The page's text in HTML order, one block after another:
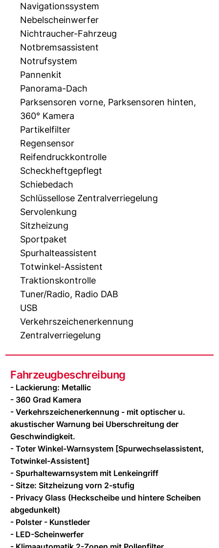
Navigationssystem
Nebelscheinwerfer
Nichtraucher-Fahrzeug
Notbremsassistent
Notrufsystem
Pannenkit
Panorama-Dach
Parksensoren vorne, Parksensoren hinten,
360° Kamera
Partikelfilter
Regensensor
Reifendruckkontrolle
Scheckheftgepflegt
Schiebedach
Schlüssellose Zentralverriegelung
Servolenkung
Sitzheizung
Sportpaket
Spurhalteassistent
Totwinkel-Assistent
Traktionskontrolle
Tuner/Radio, Radio DAB
USB
Verkehrszeichenerkennung
Zentralverriegelung
Fahrzeugbeschreibung
- Lackierung: Metallic
- 360 Grad Kamera
- Verkehrszeichenerkennung - mit optischer u.
akustischer Warnung bei Uberschreitung der
Geschwindigkeit.
- Toter Winkel-Warnsystem [Spurwechselassistent,
Totwinkel-Assistent]
- Spurhaltewarnsystem mit Lenkeingriff
- Sitze: Sitzheizung vorn 2-stufig
- Privacy Glass (Heckscheibe und hintere Scheiben
abgedunkelt)
- Polster - Kunstleder
- LED-Scheinwerfer